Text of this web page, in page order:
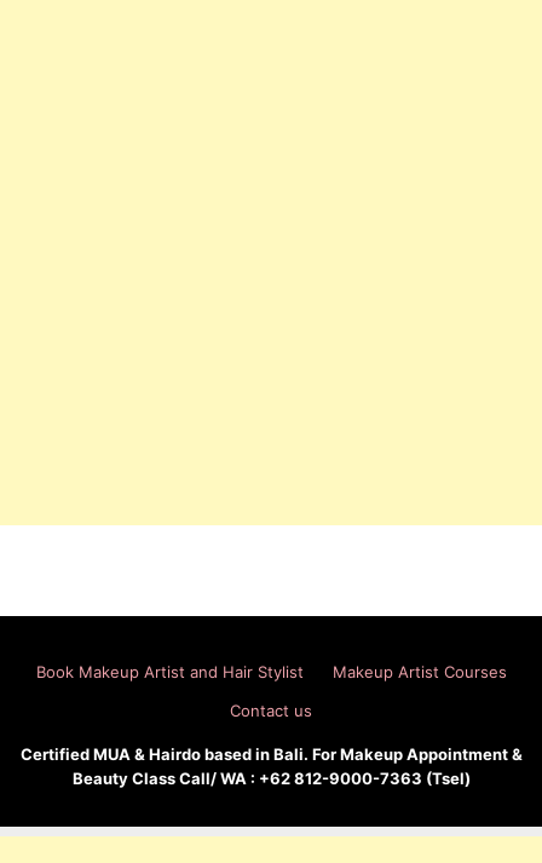
Book Makeup Artist and Hair Stylist
Makeup Artist Courses
Contact us
Certified MUA & Hairdo based in Bali. For Makeup Appointment &
Beauty Class Call/ WA : +62 812-9000-7363 (Tsel)